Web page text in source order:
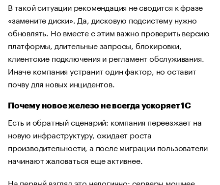
В такой ситуации рекомендация не сводится к фразе
«замените диски». Да, дисковую подсистему нужно
обновлять. Но вместе с этим важно проверить версию
платформы, длительные запросы, блокировки,
клиентские подключения и регламент обслуживания.
Иначе компания устранит один фактор, но оставит
почву для новых инцидентов.
Почему новое железо не всегда ускоряет 1С
Есть и обратный сценарий: компания переезжает на
новую инфраструктуру, ожидает роста
производительности, а после миграции пользователи
начинают жаловаться еще активнее.
На первый взгляд это нелогично: серверы мощнее,